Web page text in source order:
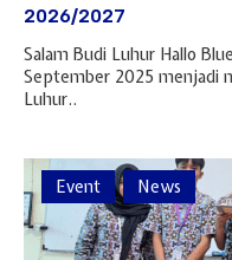
2026/2027
Salam Budi Luhur Hallo
September 2025 menjadi
Luhur..
Event News